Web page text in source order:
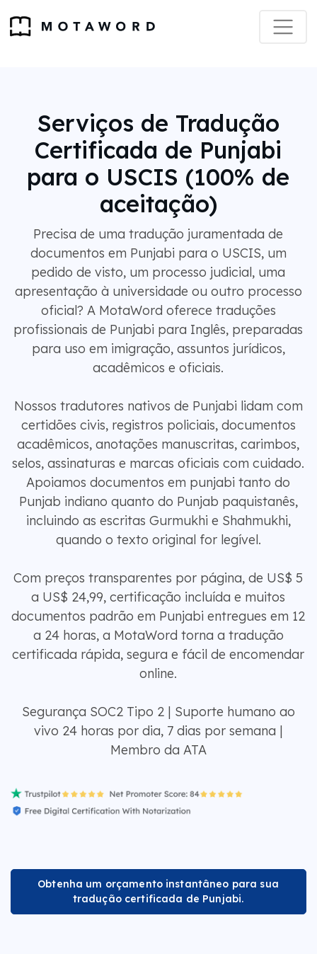
Serviços de Tradução
Certificada de Punjabi
para o USCIS (100% de
aceitação)
Precisa de uma tradução juramentada de
documentos em Punjabi para o USCIS, um
pedido de visto, um processo judicial, uma
apresentação à universidade ou outro processo
oficial? A MotaWord oferece traduções
profissionais de Punjabi para Inglês, preparadas
para uso em imigração, assuntos jurídicos,
acadêmicos e oficiais.
Nossos tradutores nativos de Punjabi lidam com
certidões civis, registros policiais, documentos
acadêmicos, anotações manuscritas, carimbos,
selos, assinaturas e marcas oficiais com cuidado.
Apoiamos documentos em punjabi tanto do
Punjab indiano quanto do Punjab paquistanês,
incluindo as escritas Gurmukhi e Shahmukhi,
quando o texto original for legível.
Com preços transparentes por página, de US$ 5
a US$ 24,99, certificação incluída e muitos
documentos padrão em Punjabi entregues em 12
a 24 horas, a MotaWord torna a tradução
certificada rápida, segura e fácil de encomendar
online.
Segurança SOC2 Tipo 2 | Suporte humano ao
vivo 24 horas por dia, 7 dias por semana |
Membro da ATA
Obtenha um orçamento instantâneo para sua
tradução certificada de Punjabi.